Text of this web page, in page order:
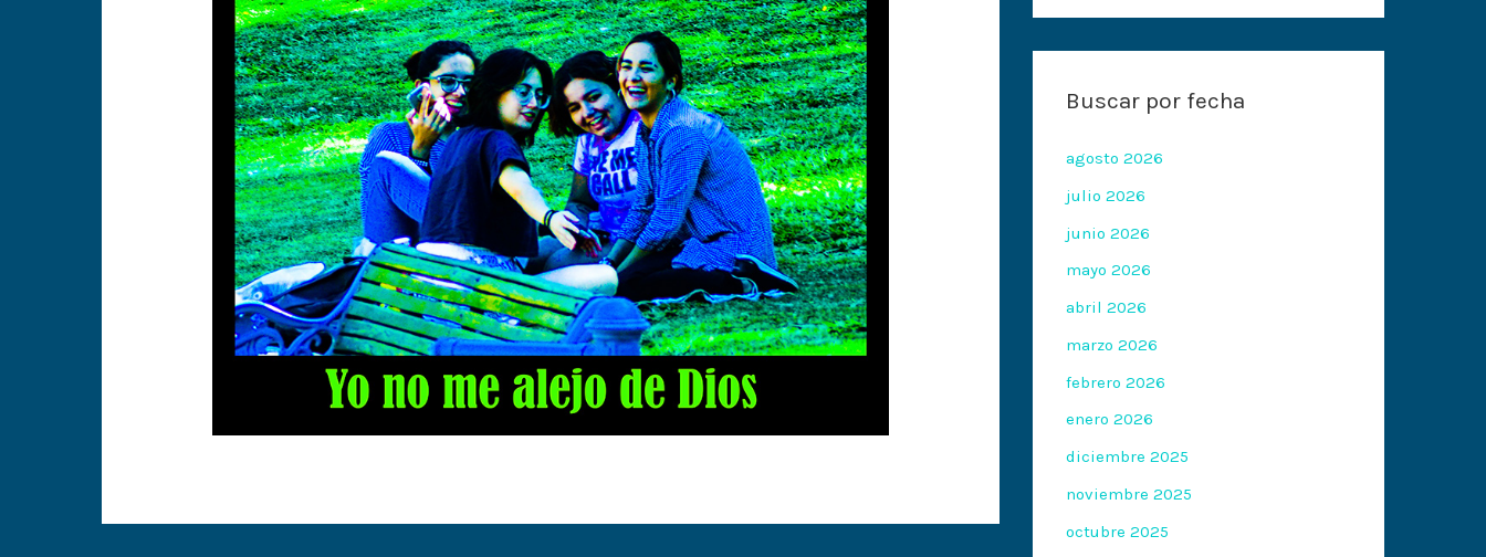
Buscar por fecha
agosto 2026
julio 2026
junio 2026
mayo 2026
abril 2026
marzo 2026
febrero 2026
enero 2026
diciembre 2025
noviembre 2025
octubre 2025